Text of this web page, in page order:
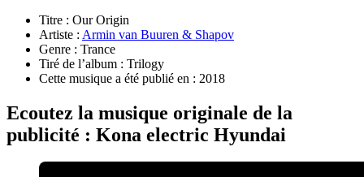
Titre : Our Origin
Artiste : Armin van Buuren & Shapov
Genre : Trance
Tiré de l’album : Trilogy
Cette musique a été publié en : 2018
Ecoutez la musique originale de la
publicité : Kona electric Hyundai